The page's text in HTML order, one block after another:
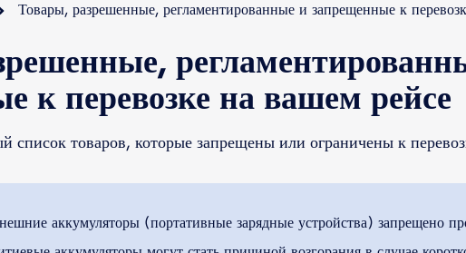
Товары, разрешенные, регламентированные и запрещенные к
к перевозке на вашем рейсе
список товаров, которые запрещены или ограничены к
аккумуляторы (портативные зарядные устройства) запрещено